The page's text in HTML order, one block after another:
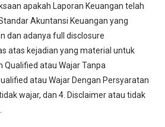
apakah Laporan Keuangan telah
Akuntansi Keuangan yang
dan adanya full disclosure
atas kejadian yang material untuk
Qualified atau Wajar Tanpa
atau Wajar Dengan Persyaratan
wajar, dan 4. Disclaimer atau tidak